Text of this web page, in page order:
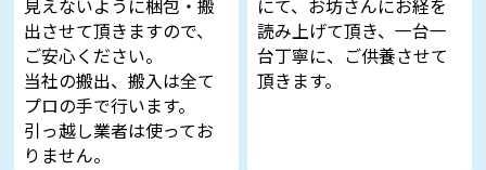
見えないように梱包・搬
出させて頂きますので、
ご安心ください。
当社の搬出、搬入は全て
プロの手で行います。
引っ越し業者は使ってお
りません。
にて、お坊さんにお経を
読み上げて頂き、一台一
台丁寧に、ご供養させて
頂きます。